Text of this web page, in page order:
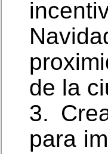
de la
3.
para